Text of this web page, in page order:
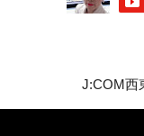
J:COM西